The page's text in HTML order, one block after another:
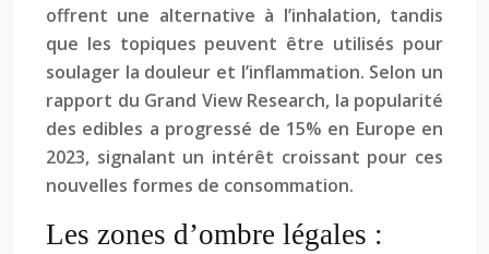
offrent une alternative à l’inhalation, tandis
que les topiques peuvent être utilisés pour
soulager la douleur et l’inflammation. Selon un
rapport du Grand View Research, la popularité
des edibles a progressé de 15% en Europe en
2023, signalant un intérêt croissant pour ces
nouvelles formes de consommation.
Les zones d’ombre légales :